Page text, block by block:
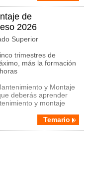
de
2026
Superior
trimestres de
más la formación
y Montaje
deberás aprender
y montaje
Temario